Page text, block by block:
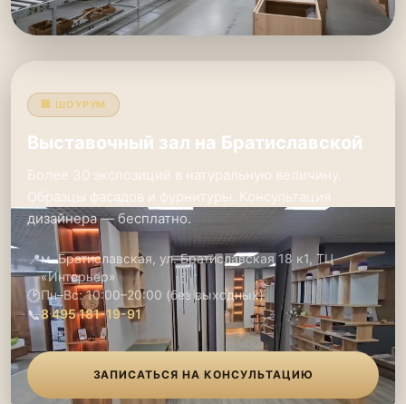
🏢 ШОУРУМ
Выставочный зал на Братиславской
Более 30 экспозиций в натуральную величину.
Образцы фасадов и фурнитуры. Консультация
дизайнера — бесплатно.
📍м. Братиславская, ул. Братиславская 18 к1, ТЦ
«Интерьер»
🕑Пн–Вс: 10:00–20:00 (без выходных)
📞8 495 181-19-91
ЗАПИСАТЬСЯ НА КОНСУЛЬТАЦИЮ